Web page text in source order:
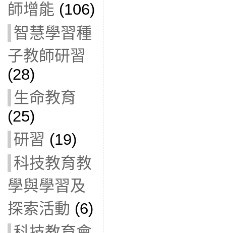
師增能 (106)
智慧學習種
子教師研習
(28)
生命教育
(25)
研習 (19)
科技教育教
學與學習及
探索活動 (6)